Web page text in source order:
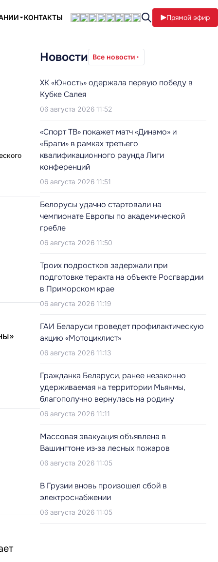
КОНТАКТЫ Прямой эфир
Новости Все новости
ХК «Юность» одержала первую победу в
Кубке Салея
06 августа 2026 11:52
«Спорт ТВ» покажет матч «Динамо» и
«Браги» в рамках третьего
квалификационного раунда Лиги
конференций
06 августа 2026 11:51
Белорусы удачно стартовали на
чемпионате Европы по академической
гребле
06 августа 2026 11:50
Троих подростков задержали при
подготовке теракта на объекте Росгвардии
в Приморском крае
06 августа 2026 11:19
ГАИ Беларуси проведет профилактическую
акцию «Мотоциклист»
06 августа 2026 11:13
Гражданка Беларуси, ранее незаконно
удерживаемая на территории Мьянмы,
благополучно вернулась на родину
06 августа 2026 11:11
Массовая эвакуация объявлена в
Вашингтоне из‑за лесных пожаров
06 августа 2026 11:05
В Грузии вновь произошел сбой в
электроснабжении
06 августа 2026 11:05